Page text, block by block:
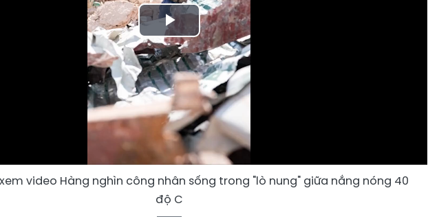
Play
Video
video Hàng nghìn công nhân sống trong "lò nung" giữa nắng nóng 40
độ C